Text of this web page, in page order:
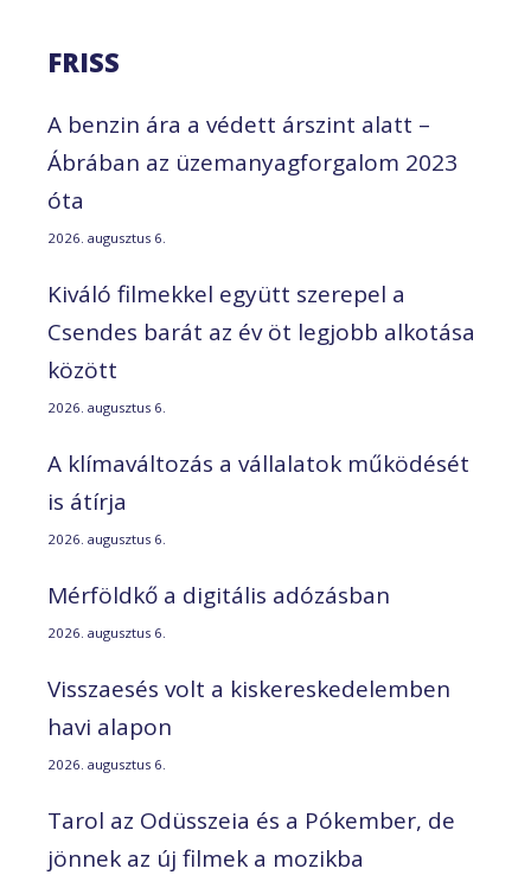
FRISS
A benzin ára a védett árszint alatt –
Ábrában az üzemanyagforgalom 2023
óta
2026. augusztus 6.
Kiváló filmekkel együtt szerepel a
Csendes barát az év öt legjobb alkotása
között
2026. augusztus 6.
A klímaváltozás a vállalatok működését
is átírja
2026. augusztus 6.
Mérföldkő a digitális adózásban
2026. augusztus 6.
Visszaesés volt a kiskereskedelemben
havi alapon
2026. augusztus 6.
Tarol az Odüsszeia és a Pókember, de
jönnek az új filmek a mozikba